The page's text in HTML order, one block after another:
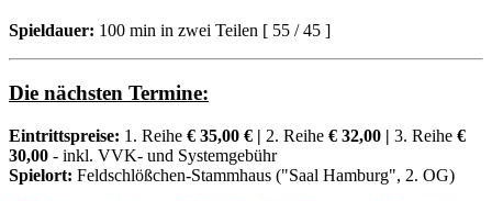
Spieldauer: 100 min in zwei Teilen [ 55 / 45 ]
Die nächsten Termine:
Eintrittspreise: 1. Reihe € 35,00 € | 2. Reihe € 32,00 | 3. Reihe €
30,00 - inkl. VVK- und Systemgebühr
Spielort: Feldschlößchen-Stammhaus ("Saal Hamburg", 2. OG)